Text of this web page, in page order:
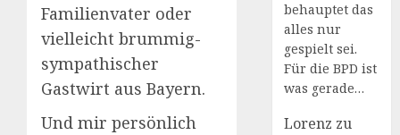
Familienvater oder
vielleicht brummig-
sympathischer
Gastwirt aus Bayern.
Und mir persönlich
behauptet das
alles nur
gespielt sei.
Für die BPD ist
was gerade…
Lorenz zu